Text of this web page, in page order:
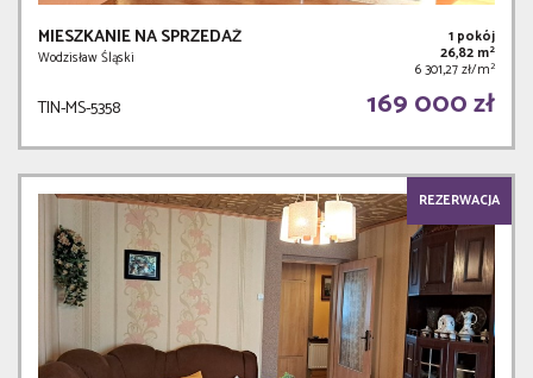
MIESZKANIE NA SPRZEDAŻ
Wodzisław Śląski
1 pokój
26,82 m2
6 301,27 zł/m2
TIN-MS-5358 169 000 zł
REZERWACJA